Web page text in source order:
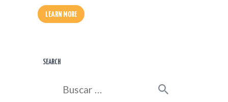
LEARN MORE
SEARCH